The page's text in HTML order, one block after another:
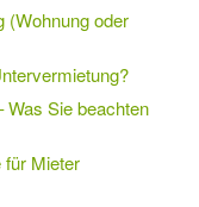
(Wohnung oder
Was Sie beachten
für Mieter